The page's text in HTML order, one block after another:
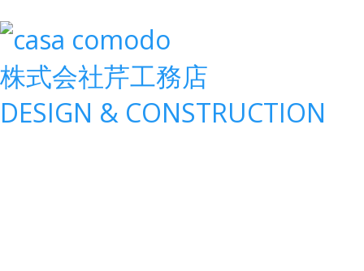
株式会社芹工務店
DESIGN & CONSTRUCTION